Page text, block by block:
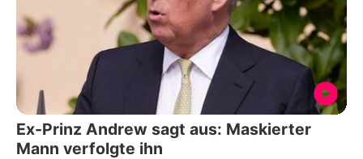
Ex-Prinz Andrew sagt aus: Maskierter
Mann verfolgte ihn